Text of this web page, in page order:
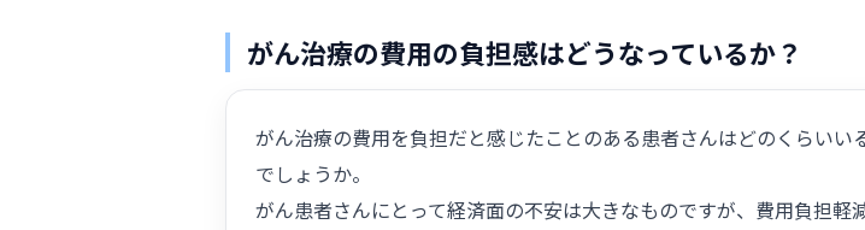
がん治療の費用の負担感はどうなっているか？
がん治療の費用を負担だと感じたことのある患者さんはどのくらい
でしょうか。
がん患者さんにとって経済面の不安は大きなものですが、費用負担